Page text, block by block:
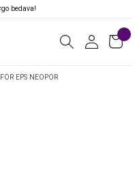
bedava!
EPS NEOPOR